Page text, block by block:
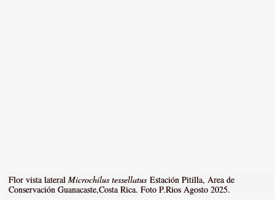
Flor vista lateralMicrochilus tessellatusEstación Pitilla, Area de
Conservación Guanacaste,Costa Rica. Foto P.Rios Agosto 2025.